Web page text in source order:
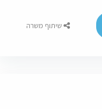
שיתוף משרה